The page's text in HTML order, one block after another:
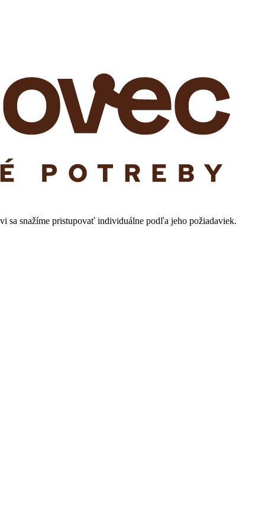
sa snažíme pristupovať individuálne podľa jeho požiadaviek.